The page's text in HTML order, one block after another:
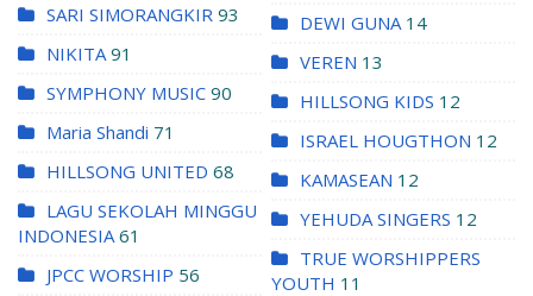
SARI SIMORANGKIR 93
NIKITA 91
SYMPHONY MUSIC 90
Maria Shandi 71
HILLSONG UNITED 68
LAGU SEKOLAH MINGGU
INDONESIA 61
JPCC WORSHIP 56
DEWI GUNA 14
VEREN 13
HILLSONG KIDS 12
ISRAEL HOUGTHON 12
KAMASEAN 12
YEHUDA SINGERS 12
TRUE WORSHIPPERS
YOUTH 11